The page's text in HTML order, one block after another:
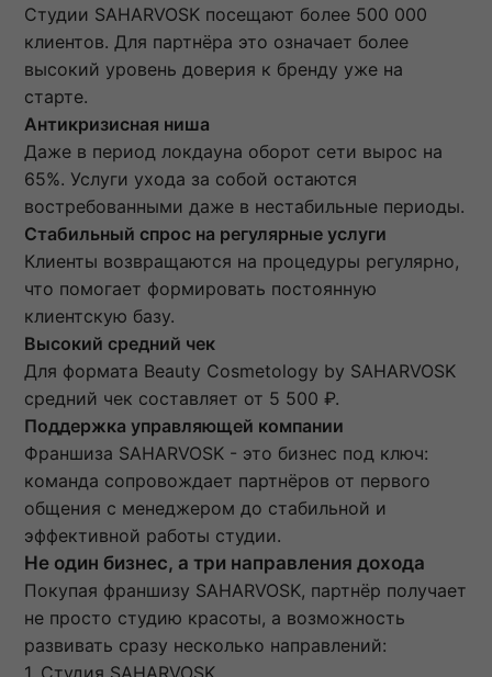
Студии SAHARVOSK посещают более 500 000
клиентов. Для партнёра это означает более
высокий уровень доверия к бренду уже на
старте.
Антикризисная ниша
Даже в период локдауна оборот сети вырос на
65%. Услуги ухода за собой остаются
востребованными даже в нестабильные периоды.
Стабильный спрос на регулярные услуги
Клиенты возвращаются на процедуры регулярно,
что помогает формировать постоянную
клиентскую базу.
Высокий средний чек
Для формата Beauty Cosmetology by SAHARVOSK
средний чек составляет от 5 500 ₽.
Поддержка управляющей компании
Франшиза SAHARVOSK - это бизнес под ключ:
команда сопровождает партнёров от первого
общения с менеджером до стабильной и
эффективной работы студии.
Не один бизнес, а три направления дохода
Покупая франшизу SAHARVOSK, партнёр получает
не просто студию красоты, а возможность
развивать сразу несколько направлений: